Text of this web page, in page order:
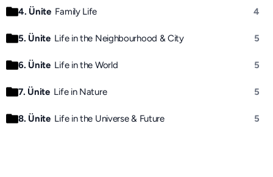
4. Ünite Family Life 4
5. Ünite Life in the Neighbourhood & City 5
6. Ünite Life in the World 5
7. Ünite Life in Nature 5
8. Ünite Life in the Universe & Future 5